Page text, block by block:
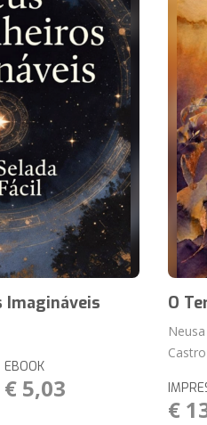
Imagináveis
EBOOK
€ 5,03
O
Castro
€